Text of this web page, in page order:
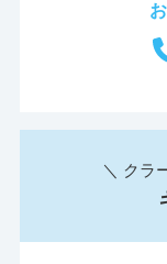
＼ クラ